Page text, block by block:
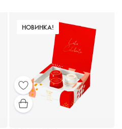
НОВИНКА!